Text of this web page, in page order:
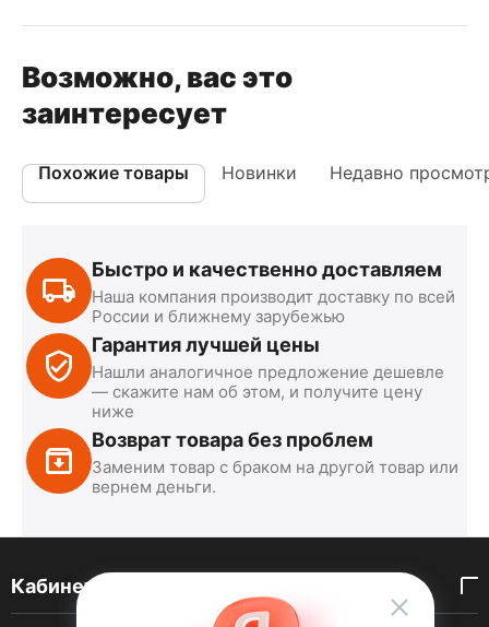
Возможно, вас это
заинтересует
Похожие товары Новинки Недавно
Быстро и качественно доставляем
Наша компания производит доставку по всей
России и ближнему зарубежью
Гарантия лучшей цены
Нашли аналогичное предложение дешевле
— скажите нам об этом, и получите цену
ниже
Возврат товара без проблем
Заменим товар с браком на другой товар или
вернем деньги.
Кабинет покупателя